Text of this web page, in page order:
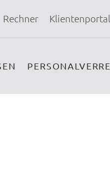
Rechner Klientenportal